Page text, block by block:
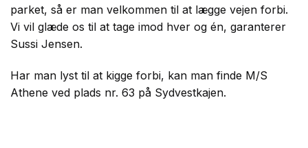
parket, så er man velkommen til at lægge vejen forbi.
Vi vil glæde os til at tage imod hver og én, garanterer
Sussi Jensen.
Har man lyst til at kigge forbi, kan man finde M/S
Athene ved plads nr. 63 på Sydvestkajen.